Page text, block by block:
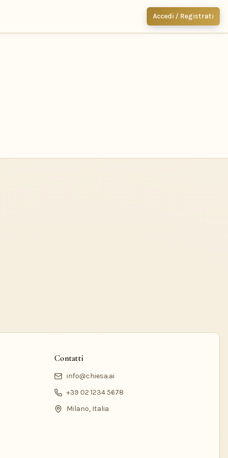
Accedi / Registrati
Contatti
info@chiesa.ai
+39 02 1234 5678
Milano, Italia